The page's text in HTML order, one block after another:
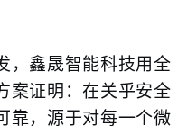
，鑫晟智能科技用全
案证明：在关乎安全
靠，源于对每一个微